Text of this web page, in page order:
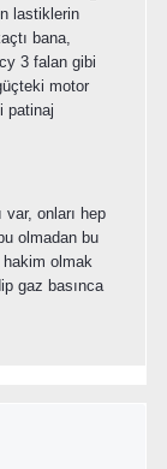
lastiklerin
bana,
3 falan gibi
motor
patinaj
onları hep
olmadan bu
hakim olmak
gaz basınca